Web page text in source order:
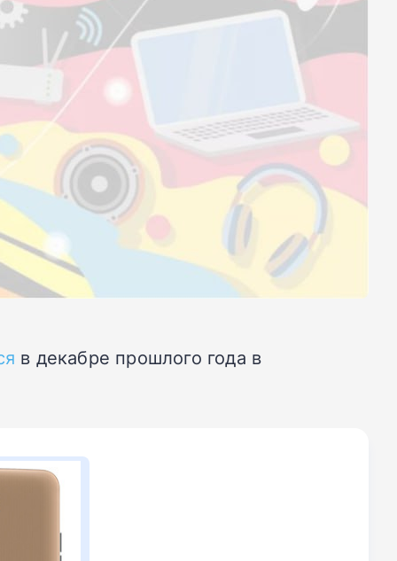
в декабре прошлого года в